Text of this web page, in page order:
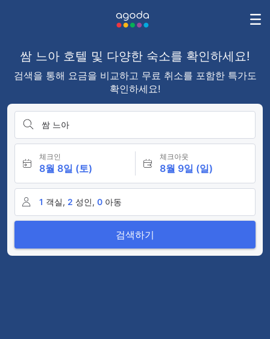
쌈 느아 호텔 및 다양한 숙소를 확인하세요!
검색을 통해 요금을 비교하고 무료 취소를 포함한 특가도
확인하세요!
쌈 느아
체크인
8월 8일 (토)
체크아웃
8월 9일 (일)
1 객실, 2 성인, 0 아동
검색하기